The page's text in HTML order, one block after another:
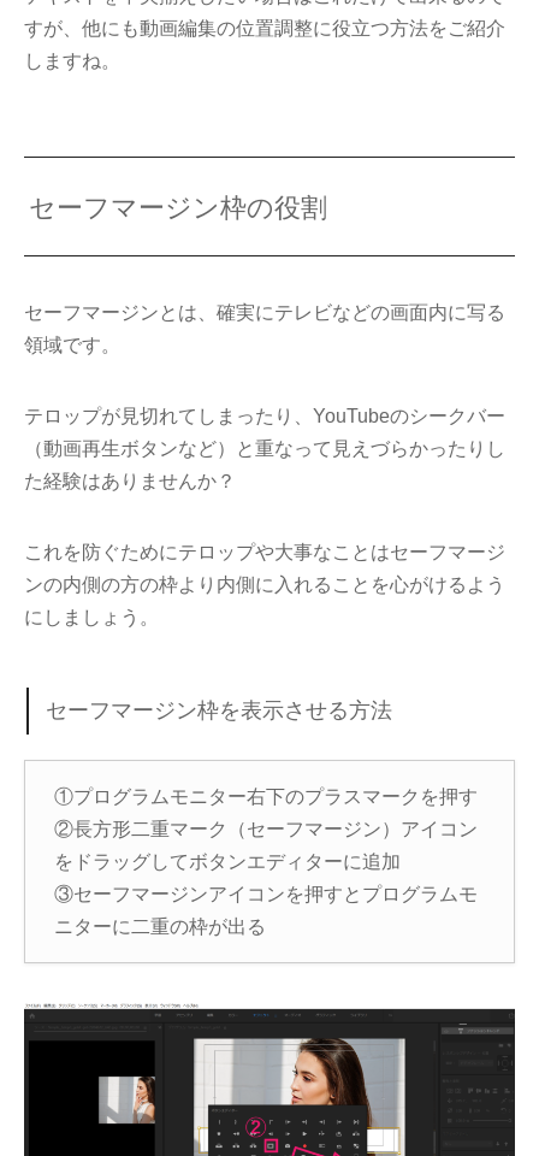
すが、他にも動画編集の位置調整に役立つ方法をご紹介
しますね。
セーフマージン枠の役割
セーフマージンとは、確実にテレビなどの画面内に写る
領域です。
テロップが見切れてしまったり、YouTubeのシークバー
（動画再生ボタンなど）と重なって見えづらかったりし
た経験はありませんか？
これを防ぐためにテロップや大事なことはセーフマージ
ンの内側の方の枠より内側に入れることを心がけるよう
にしましょう。
セーフマージン枠を表示させる方法
①プログラムモニター右下のプラスマークを押す
②長方形二重マーク（セーフマージン）アイコン
をドラッグしてボタンエディターに追加
③セーフマージンアイコンを押すとプログラムモ
ニターに二重の枠が出る